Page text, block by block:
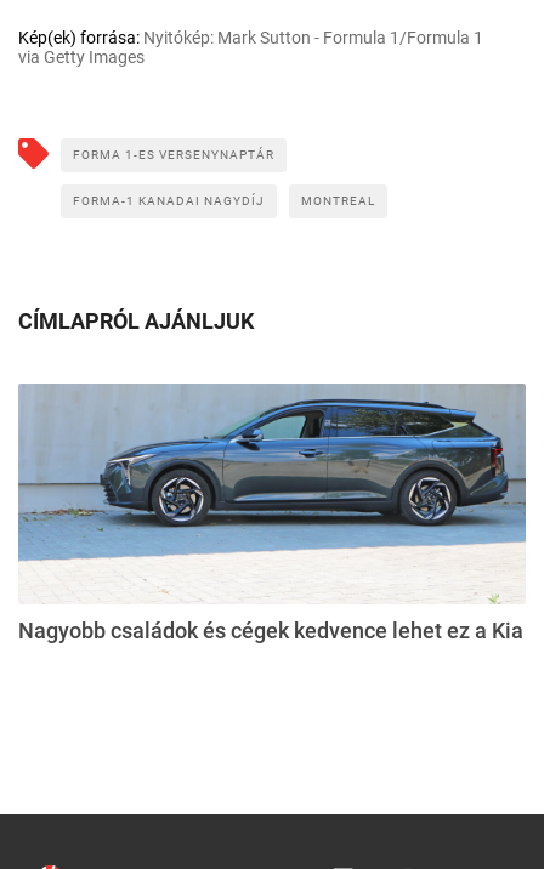
Kép(ek) forrása: Nyitókép: Mark Sutton - Formula 1/Formula 1
via Getty Images
FORMA 1-ES VERSENYNAPTÁR
FORMA-1 KANADAI NAGYDÍJ MONTREAL
CÍMLAPRÓL AJÁNLJUK
Nagyobb családok és cégek kedvence lehet ez a Kia